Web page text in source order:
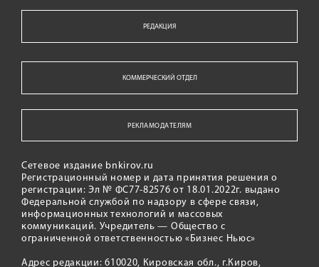
РЕДАКЦИЯ
КОММЕРЧЕСКИЙ ОТДЕЛ
РЕКЛАМОДАТЕЛЯМ
Сетевое издание bnkirov.ru
Регистрационный номер и дата принятия решения о
регистрации: Эл № ФС77-82576 от 18.01.2022г. выдано
Федеральной службой по надзору в сфере связи,
информационных технологий и массовых
коммуникаций. Учредитель — Общество с
ограниченной ответственностью «Бизнес Ньюс»
Адрес редакции: 610020, Кировская обл., г.Киров,